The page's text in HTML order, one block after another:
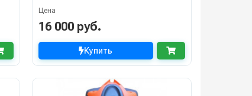
Цена
16 000 руб.
Купить